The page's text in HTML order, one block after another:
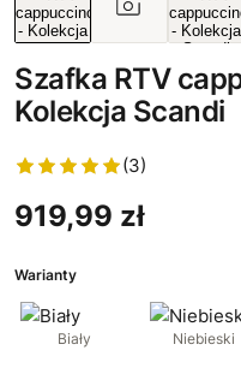
Szafka RTV
Kolekcja Scandi
(3)
919,99 zł
Warianty
Biały Niebieski